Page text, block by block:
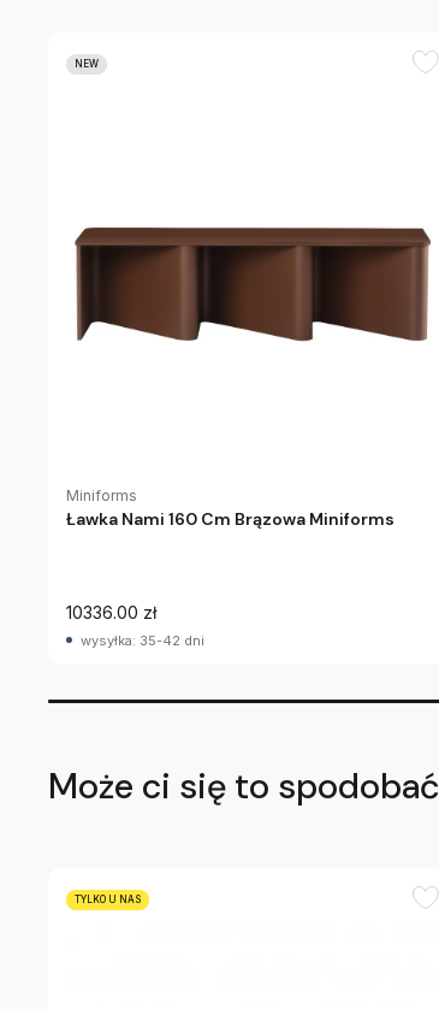
NEW
Miniforms
Ławka Nami 160 Cm Brązowa Miniforms
10336.00 zł
wysyłka: 35-42 dni
Może ci się to spodobać
TYLKO U NAS